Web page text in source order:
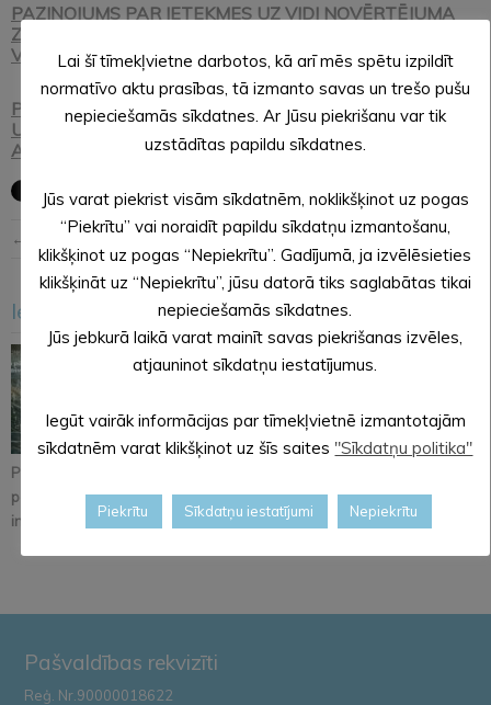
PAZIŅOJUMS PAR IETEKMES UZ VIDI NOVĒRTĒJUMA
ZIŅOJUMA IESNIEGŠANU VIDES PĀRRAUDZĪBAS
VALSTS BIROJĀ
PAZIŅOJUMS PAR IETEKMES UZ VIDI NOVĒRTĒJUMA
UZSĀKŠANU UN SĀKOTNĒJO SABIEDRISKO
APSPRIEŠANU
← Iepriekšējā ziņa Nākošā ziņa →
Iesakām arī šo
Pastāsti savas domas
par Kopienu svētku
iniciatīvu!
orientēšanās
apmācība
pašvaldības
informatīvā izdevum...
Pašvaldības rekvizīti
Reģ. Nr.90000018622
Lai šī tīmekļvietne darbotos, kā arī mēs spētu izpildīt
normatīvo aktu prasības, tā izmanto savas un trešo pušu
nepieciešamās sīkdatnes. Ar Jūsu piekrišanu var tik
uzstādītas papildu sīkdatnes.
Jūs varat piekrist visām sīkdatnēm, noklikšķinot uz pogas
“Piekrītu” vai noraidīt papildu sīkdatņu izmantošanu,
klikšķinot uz pogas “Nepiekrītu”. Gadījumā, ja izvēlēsieties
klikšķināt uz “Nepiekrītu”, jūsu datorā tiks saglabātas tikai
nepieciešamās sīkdatnes.
Jūs jebkurā laikā varat mainīt savas piekrišanas izvēles,
atjauninot sīkdatņu iestatījumus.
Iegūt vairāk informācijas par tīmekļvietnē izmantotajām
sīkdatnēm varat klikšķinot uz šīs saites "Sīkdatņu politika"
Piekrītu Sīkdatņu iestatījumi Nepiekrītu